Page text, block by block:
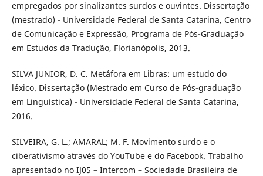
empregados por sinalizantes surdos e ouvintes. Dissertação
(mestrado) - Universidade Federal de Santa Catarina, Centro
de Comunicação e Expressão, Programa de Pós-Graduação
em Estudos da Tradução, Florianópolis, 2013.
SILVA JUNIOR, D. C. Metáfora em Libras: um estudo do
léxico. Dissertação (Mestrado em Curso de Pós-graduação
em Linguística) - Universidade Federal de Santa Catarina,
2016.
SILVEIRA, G. L.; AMARAL; M. F. Movimento surdo e o
ciberativismo através do YouTube e do Facebook. Trabalho
apresentado no IJ05 – Intercom – Sociedade Brasileira de